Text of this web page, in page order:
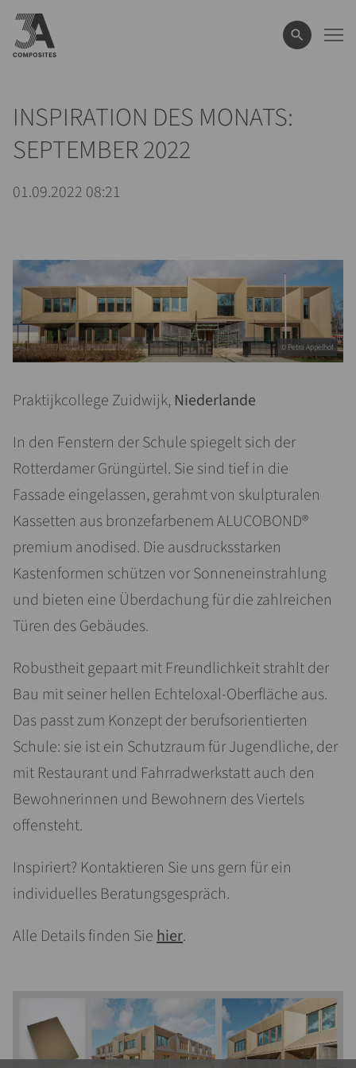
eingeben
INSPIRATION DES MONATS:
SEPTEMBER 2022
01.09.2022 08:21
© Petra Appelhof
Praktijkcollege Zuidwijk, Niederlande
In den Fenstern der Schule spiegelt sich der
Rotterdamer Grüngürtel. Sie sind tief in die
Fassade eingelassen, gerahmt von skulpturalen
Kassetten aus bronzefarbenem ALUCOBOND®
premium anodised. Die ausdrucksstarken
Kastenformen schützen vor Sonneneinstrahlung
und bieten eine Überdachung für die zahlreichen
Türen des Gebäudes.
Robustheit gepaart mit Freundlichkeit strahlt der
Bau mit seiner hellen Echteloxal-Oberfläche aus.
Das passt zum Konzept der berufsorientierten
Schule: sie ist ein Schutzraum für Jugendliche, der
mit Restaurant und Fahrradwerkstatt auch den
Bewohnerinnen und Bewohnern des Viertels
offensteht.
Inspiriert? Kontaktieren Sie uns gern für ein
individuelles Beratungsgespräch.
Alle Details finden Siehier.